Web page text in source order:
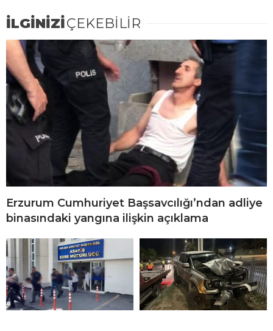
İLGİNİZİÇEKEBİLİR
Erzurum Cumhuriyet Başsavcılığı’ndan adliye
binasındaki yangına ilişkin açıklama